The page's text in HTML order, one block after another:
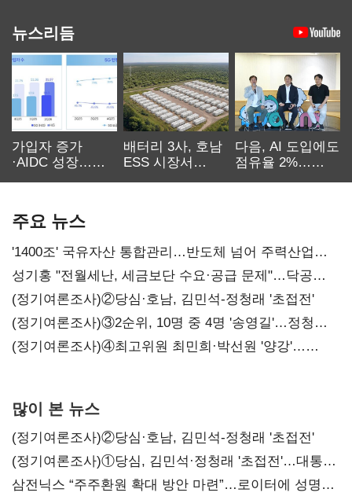
뉴스리듬
가입자 증가
·AIDC 성장…
배터리 3사, 호남
ESS 시장서
다음, AI 도입에도
점유율 2%…
주요 뉴스
'1400조' 국유자산 통합관리…반도체 넘어 주력산업
구조혁신
성기홍 "전월세난, 세금보단 수요·공급 문제"…닥공
시사
(정기여론조사)②당심·호남, 김민석-정청래 '초접전'
(정기여론조사)③2순위, 10명 중 4명 '송영길'…정청래
'한 자릿수'
(정기여론조사)④최고위원 최민희·박선원 '양강'…
많이 본 뉴스
(정기여론조사)②당심·호남, 김민석-정청래 '초접전'
(정기여론조사)①당심, 김민석·정청래 '초접전'…대통령
지지도 '50% 아래로'(종합)
삼전닉스 “주주환원 확대 방안 마련”…로이터에 성명